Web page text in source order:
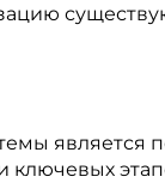
является
ключевых